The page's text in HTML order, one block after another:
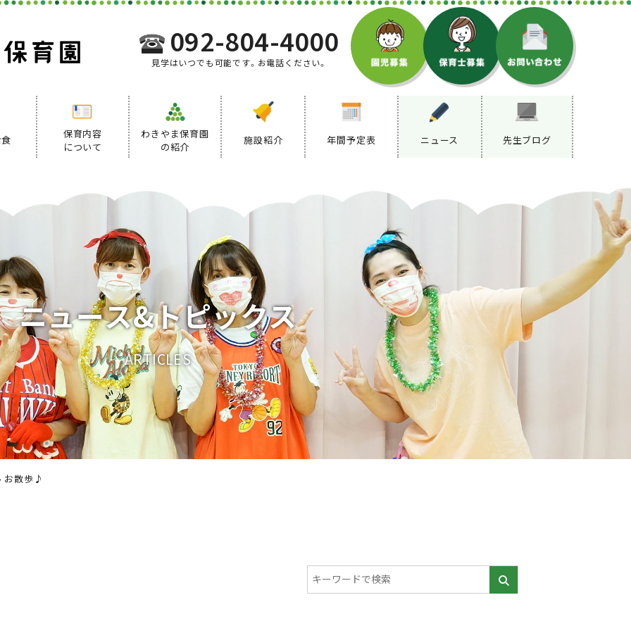
092-804-4000
見学はいつでも可能です。お電話ください。
保育内容
について
デイリープログラム
わきやま保育園
の紹介
施設紹介 年間予定表 ニュース 先生ブログ
ニュース&トピックス
ARTICLES
お散歩♪